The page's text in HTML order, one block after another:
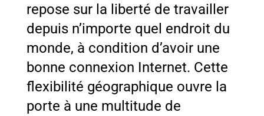
repose sur la liberté de travailler
depuis n’importe quel endroit du
monde, à condition d’avoir une
bonne connexion Internet. Cette
flexibilité géographique ouvre la
porte à une multitude de